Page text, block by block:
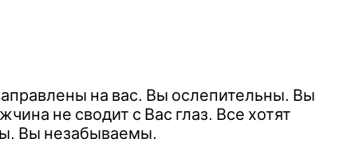
на вас. Вы ослепительны. Вы
не сводит с Вас глаз. Все хотят
Вы незабываемы.